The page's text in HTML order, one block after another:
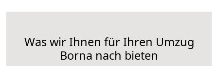
Was wir Ihnen für Ihren Umzug
Borna nach bieten